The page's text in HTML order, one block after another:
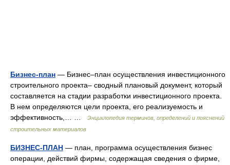
Бизнес-план — Бизнес–план осуществления инвестиционного
строительного проекта– сводный плановый документ, который
составляется на стадии разработки инвестиционного проекта.
В нем определяются цели проекта, его реализуемость и
эффективность,… …
Энциклопедия терминов, определений и пояснений
строительных материалов
БИЗНЕС-ПЛАН — план, программа осуществления бизнес
операции, действий фирмы, содержащая сведения о фирме,